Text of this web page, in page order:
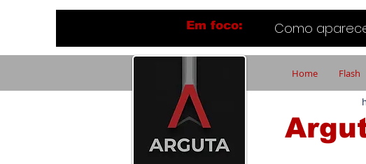
Em foco: Como
Home Flash